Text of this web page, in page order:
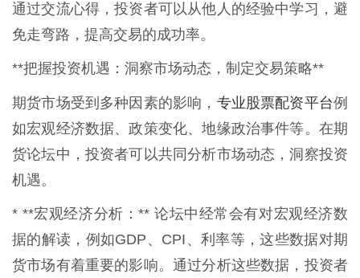
通过交流心得，投资者可以从他人的经验中学习，避
免走弯路，提高交易的成功率。
**把握投资机遇：洞察市场动态，制定交易策略**
期货市场受到多种因素的影响， 专业股票配资平台例
如宏观经济数据、政策变化、地缘政治事件等。在期
货论坛中，投资者可以共同分析市场动态，洞察投资
机遇。
* **宏观经济分析：** 论坛中经常会有对宏观经济数
据的解读，例如GDP、CPI、利率等，这些数据对期
货市场有着重要的影响。通过分析这些数据，投资者